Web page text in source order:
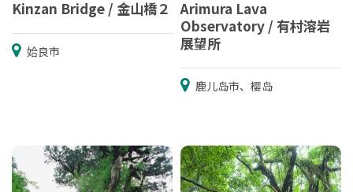
Kinzan Bridge / 金山橋２
姶良市
Arimura Lava
Observatory / 有村溶岩
展望所
鹿儿岛市、樱岛